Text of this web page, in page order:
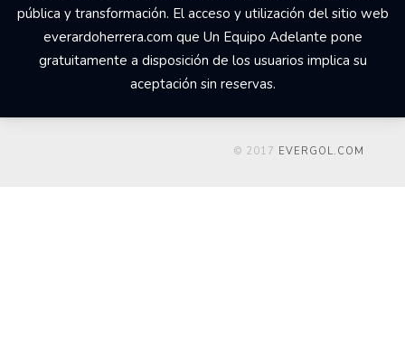
pública y transformación. El acceso y utilización del sitio web
everardoherrera.com que Un Equipo Adelante pone
gratuitamente a disposición de los usuarios implica su
aceptación sin reservas.
© 2017 EVERGOL.COM